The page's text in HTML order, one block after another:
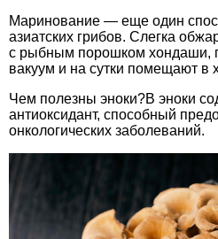
Маринование — еще один
азиатских грибов. Слегка
с рыбным порошком хондаши,
вакуум и на сутки помещают в
Чем полезны эноки?В эноки
антиоксидант, способный
онкологических заболеваний.